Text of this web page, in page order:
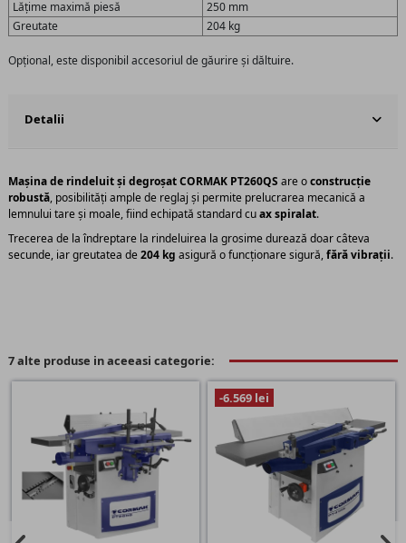
Lățime maximă piesă
250 mm
Greutate
204 kg
Opțional, este disponibil accesoriul de găurire și dăltuire.
Detalii
Mașina de rindeluit și degroșat CORMAK PT260QS are oconstrucție
robustă, posibilități ample de reglaj și permite prelucrarea mecanică a
lemnului tare și moale, fiind echipată standard cuax spiralat.
Trecerea de la îndreptare la rindeluirea la grosime durează doar câteva
secunde, iar greutatea de204 kg asigură o funcționare sigură,fără vibrații.
7 alte produse in aceeasi categorie:
-6.569 lei